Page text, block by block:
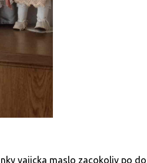
vajicka maslo zacokoliv po